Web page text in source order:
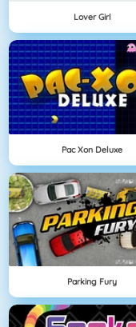
Lover Girl
Pac Xon Deluxe
Parking Fury